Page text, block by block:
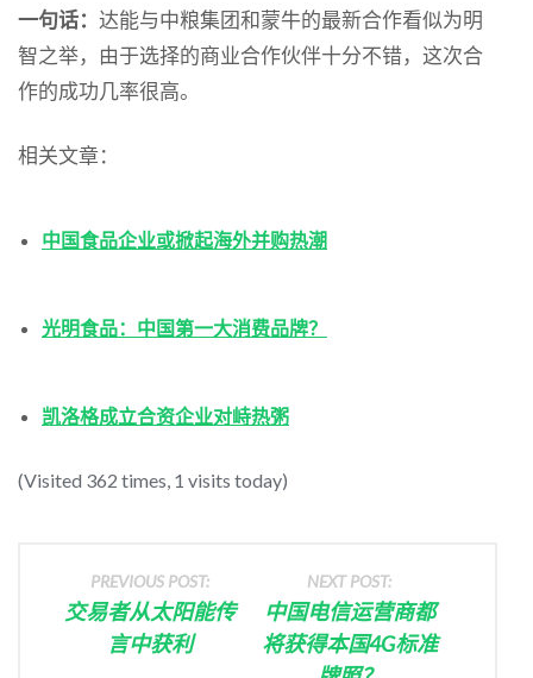
一句话： 达能与中粮集团和蒙牛的最新合作看似为明
智之举，由于选择的商业合作伙伴十分不错，这次合
作的成功几率很高。
相关文章：
中国食品企业或掀起海外并购热潮
光明食品：中国第一大消费品牌？
凯洛格成立合资企业对峙热粥
(Visited 362 times, 1 visits today)
PREVIOUS POST:
交易者从太阳能传
言中获利
NEXT POST:
中国电信运营商都
将获得本国4G标准